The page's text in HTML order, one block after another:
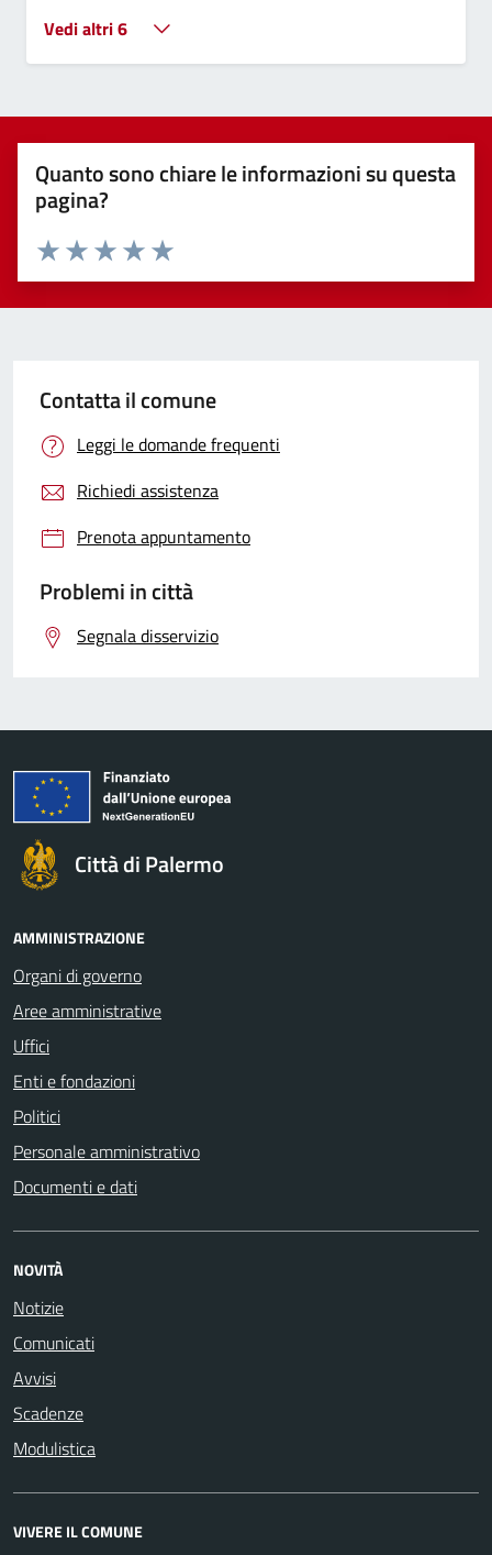
Vedi altri 6
Quanto sono chiare le informazioni su questa
pagina?
Valuta 5 stelle su 5
Valuta 4 stelle su 5
Valuta 3 stelle su 5
Valuta 2 stelle su 5
Valuta 1 stelle su 5
Contatta il comune
Leggi le domande frequenti
Richiedi assistenza
Prenota appuntamento
Problemi in città
Segnala disservizio
Città di Palermo
AMMINISTRAZIONE
Organi di governo
Aree amministrative
Uffici
Enti e fondazioni
Politici
Personale amministrativo
Documenti e dati
NOVITÀ
Notizie
Comunicati
Avvisi
Scadenze
Modulistica
VIVERE IL COMUNE